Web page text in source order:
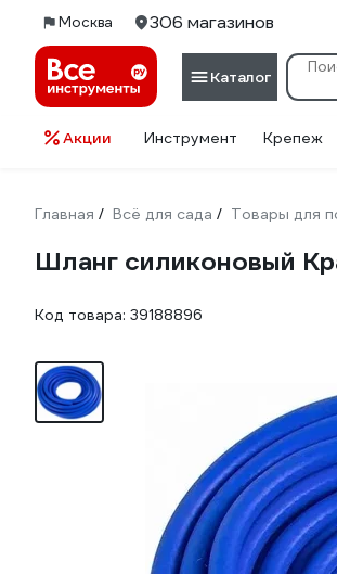
Москва 306 магазинов
Каталог
Акции Инструмент Крепеж
Главная / Всё для сада / Товары для
Шланг силиконовый
Код товара: 39188896